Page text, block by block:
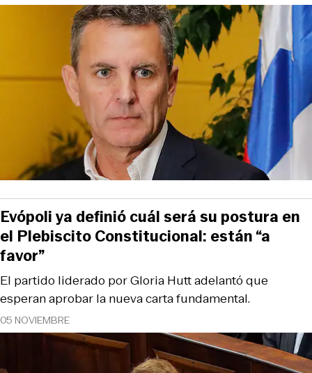
05 NOVIEMBRE
El partido liderado por Gloria Hutt adelantó que
esperan aprobar la nueva carta fundamental.
Evópoli ya definió cuál será su postura en
el Plebiscito Constitucional: están “a
favor”